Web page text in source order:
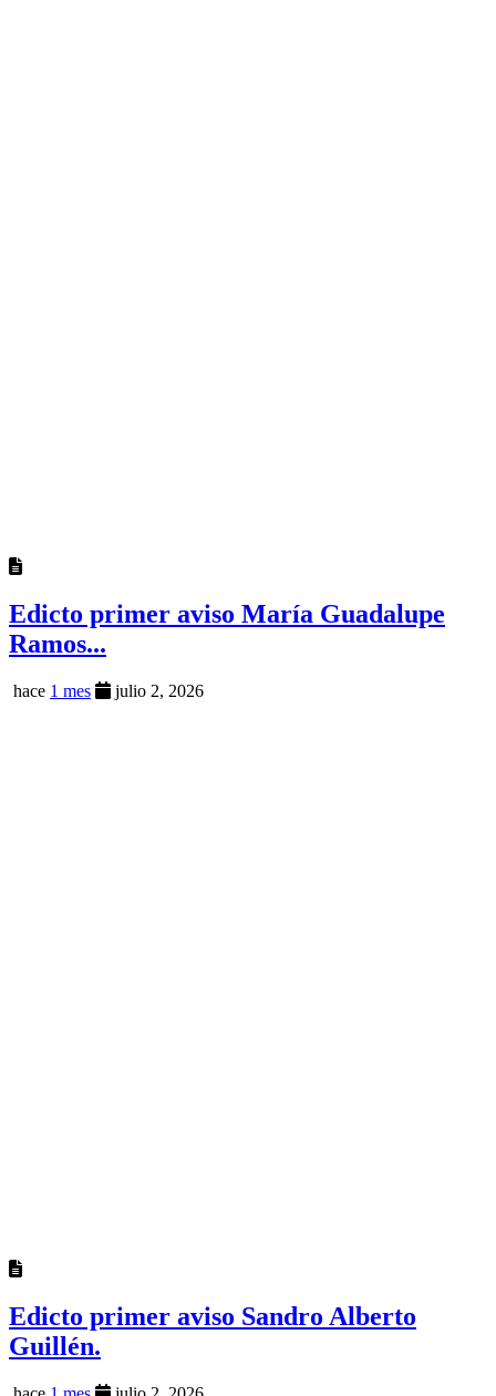
Edicto primer aviso María Guadalupe
Ramos...
hace 1 mes julio 2, 2026
Edicto primer aviso Sandro Alberto
Guillén.